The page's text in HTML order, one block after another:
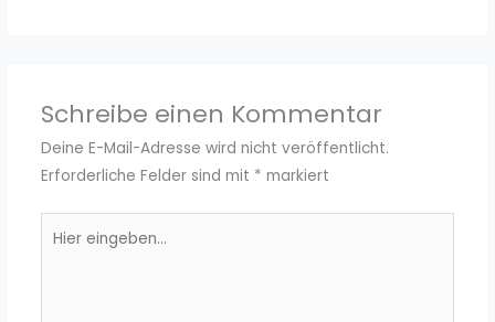
Schreibe einen Kommentar
Deine E-Mail-Adresse wird nicht veröffentlicht.
Erforderliche Felder sind mit * markiert
eingeben…